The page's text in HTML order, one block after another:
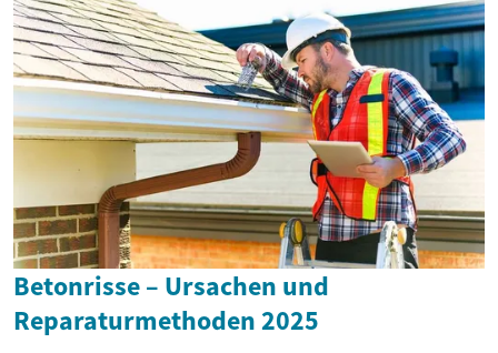
Betonrisse – Ursachen und
Reparaturmethoden 2025